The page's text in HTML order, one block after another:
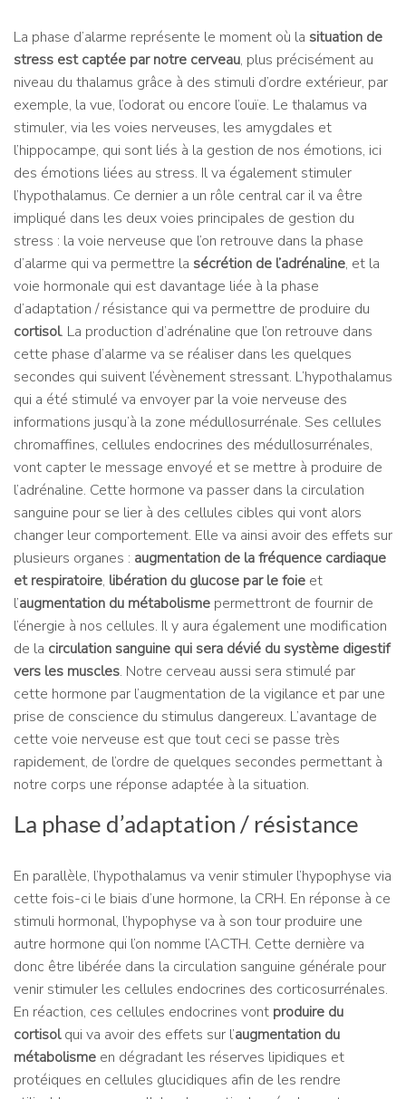
La phase d’alarme représente le moment où la situation de
stress est captée par notre cerveau, plus précisément au
niveau du thalamus grâce à des stimuli d’ordre extérieur, par
exemple, la vue, l’odorat ou encore l’ouïe. Le thalamus va
stimuler, via les voies nerveuses, les amygdales et
l’hippocampe, qui sont liés à la gestion de nos émotions, ici
des émotions liées au stress. Il va également stimuler
l’hypothalamus. Ce dernier a un rôle central car il va être
impliqué dans les deux voies principales de gestion du
stress : la voie nerveuse que l’on retrouve dans la phase
d’alarme qui va permettre la sécrétion de l’adrénaline, et la
voie hormonale qui est davantage liée à la phase
d’adaptation / résistance qui va permettre de produire du
cortisol. La production d’adrénaline que l’on retrouve dans
cette phase d’alarme va se réaliser dans les quelques
secondes qui suivent l’évènement stressant. L’hypothalamus
qui a été stimulé va envoyer par la voie nerveuse des
informations jusqu’à la zone médullosurrénale. Ses cellules
chromaffines, cellules endocrines des médullosurrénales,
vont capter le message envoyé et se mettre à produire de
l’adrénaline. Cette hormone va passer dans la circulation
sanguine pour se lier à des cellules cibles qui vont alors
changer leur comportement. Elle va ainsi avoir des effets sur
plusieurs organes : augmentation de la fréquence cardiaque
et respiratoire, libération du glucose par le foie et
l’augmentation du métabolisme permettront de fournir de
l’énergie à nos cellules. Il y aura également une modification
de la circulation sanguine qui sera dévié du système digestif
vers les muscles. Notre cerveau aussi sera stimulé par
cette hormone par l’augmentation de la vigilance et par une
prise de conscience du stimulus dangereux. L’avantage de
cette voie nerveuse est que tout ceci se passe très
rapidement, de l’ordre de quelques secondes permettant à
notre corps une réponse adaptée à la situation.
La phase d’adaptation / résistance
En parallèle, l’hypothalamus va venir stimuler l’hypophyse via
cette fois-ci le biais d’une hormone, la CRH. En réponse à ce
stimuli hormonal, l’hypophyse va à son tour produire une
autre hormone qui l’on nomme l’ACTH. Cette dernière va
donc être libérée dans la circulation sanguine générale pour
venir stimuler les cellules endocrines des corticosurrénales.
En réaction, ces cellules endocrines vont produire du
cortisolqui va avoir des effets sur l’augmentation du
métabolisme en dégradant les réserves lipidiques et
protéiques en cellules glucidiques afin de les rendre